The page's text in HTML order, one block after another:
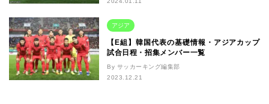
アジア
【E組】韓国代表の基礎情報・アジアカップ
試合日程・招集メンバー一覧
By サッカーキング編集部
2023.12.21